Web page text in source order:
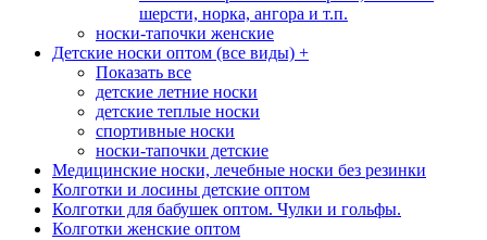
шерсти, норка, ангора и т.п.
носки-тапочки женские
Детские носки оптом (все виды) +
Показать все
детские летние носки
детские теплые носки
спортивные носки
носки-тапочки детские
Медицинские носки, лечебные носки без резинки
Колготки и лосины детские оптом
Колготки для бабушек оптом. Чулки и гольфы.
Колготки женские оптом